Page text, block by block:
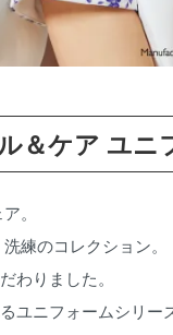
＆ケア ユニ
。
練のコレクション。
わりました。
ユニフォームシリー